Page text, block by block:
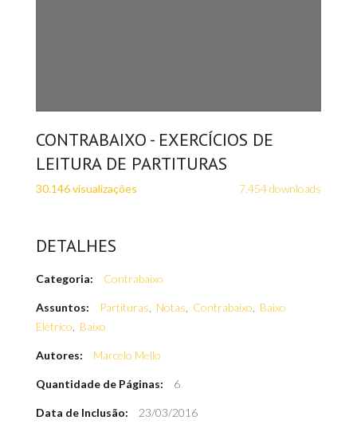
CONTRABAIXO - EXERCÍCIOS DE
LEITURA DE PARTITURAS
30.146 visualizações 7.454 downloads
DETALHES
Categoria: Contrabaixo
Assuntos: Partituras Notas Contrabaixo
Baixo
Elétrico
Baixo
Autores: Marcelo Mello
Quantidade de Páginas: 6
Data de Inclusão: 23/03/2016